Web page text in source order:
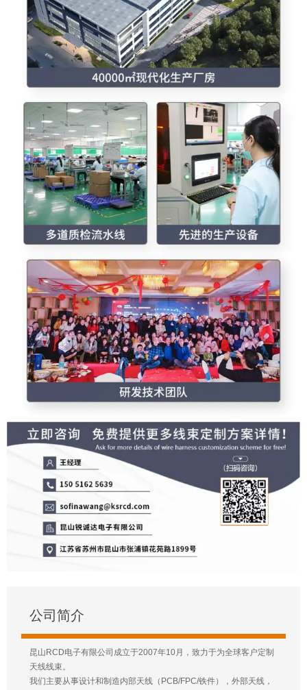
公司简介
昆山RCD电子有限公司成立于2007年10月，致力于为全球客户定制
天线线束。
我们主要从事设计和制造内部天线（PCB/FPC/铁件），外部天线，